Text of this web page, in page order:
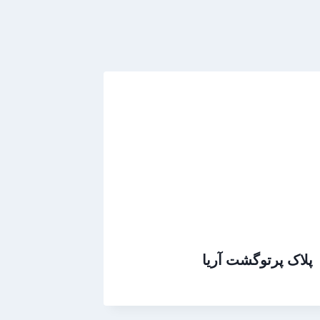
پلاک پرتوگشت آریا